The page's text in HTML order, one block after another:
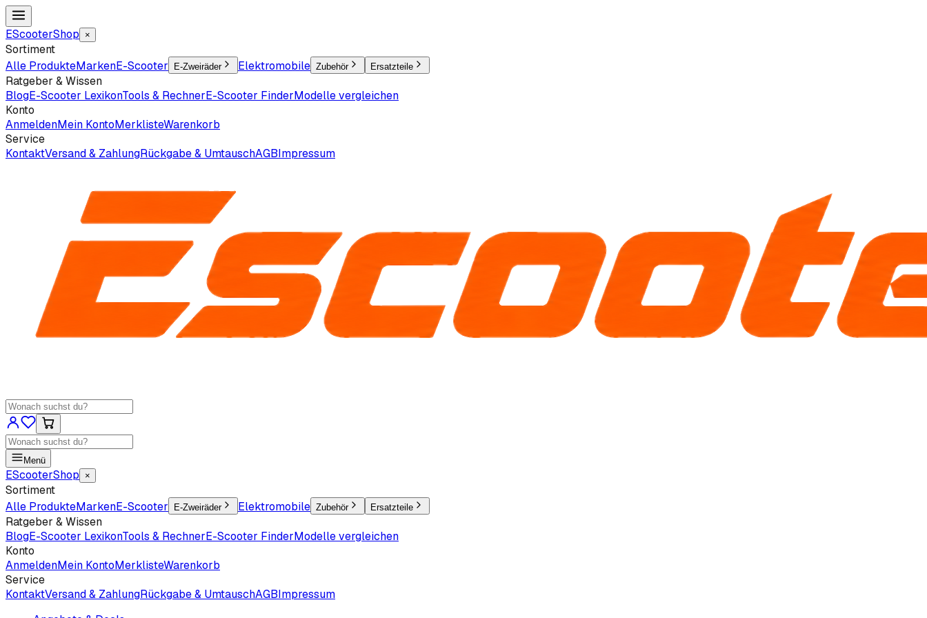
EScooterShop ×
Sortiment
Alle ProdukteMarkenE-Scooter E-Zweiräder Elektromobile Zubehör Ersatzteile
Ratgeber & Wissen
BlogE-Scooter LexikonTools & RechnerE-Scooter FinderModelle vergleichen
Konto
AnmeldenMein KontoMerklisteWarenkorb
Service
KontaktVersand & ZahlungRückgabe & UmtauschAGBImpressum
Menü
EScooterShop ×
Sortiment
Alle ProdukteMarkenE-Scooter E-Zweiräder Elektromobile Zubehör Ersatzteile
Ratgeber & Wissen
BlogE-Scooter LexikonTools & RechnerE-Scooter FinderModelle vergleichen
Konto
AnmeldenMein KontoMerklisteWarenkorb
Service
KontaktVersand & ZahlungRückgabe & UmtauschAGBImpressum